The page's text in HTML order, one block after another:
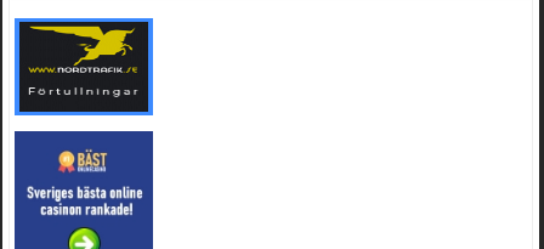
Mrhandsome:SÃ¶ker defekta/trasiga fyrhjulingar. Jag betalar bra och du kan nÃ¥ mig
pÃ¥ 0709955029 eller hv.alexandersson@gmail.com ifall du har en som du vill sÃ¤lja
mvh Hugo
21 februari 2025 kl. 09:25:52
Oscar5:NÃ¥gon som vet vad man kan begÃ¤ra fÃ¶r en Honda TRX 350 FE 2005
4 februari 2025 kl. 19:20:50
Oscar5:44
4 februari 2025 kl. 19:15:36
Greger59:NÃ¤gon som vet har en Cetek 500 EFI